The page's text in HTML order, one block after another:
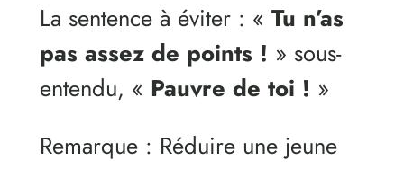
La sentence à éviter : « Tu n’as
pas assez de points ! » sous-
entendu, « Pauvre de toi ! »
Remarque : Réduire une jeune